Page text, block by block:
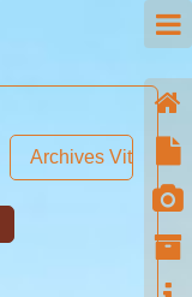
Archives Vitiyou